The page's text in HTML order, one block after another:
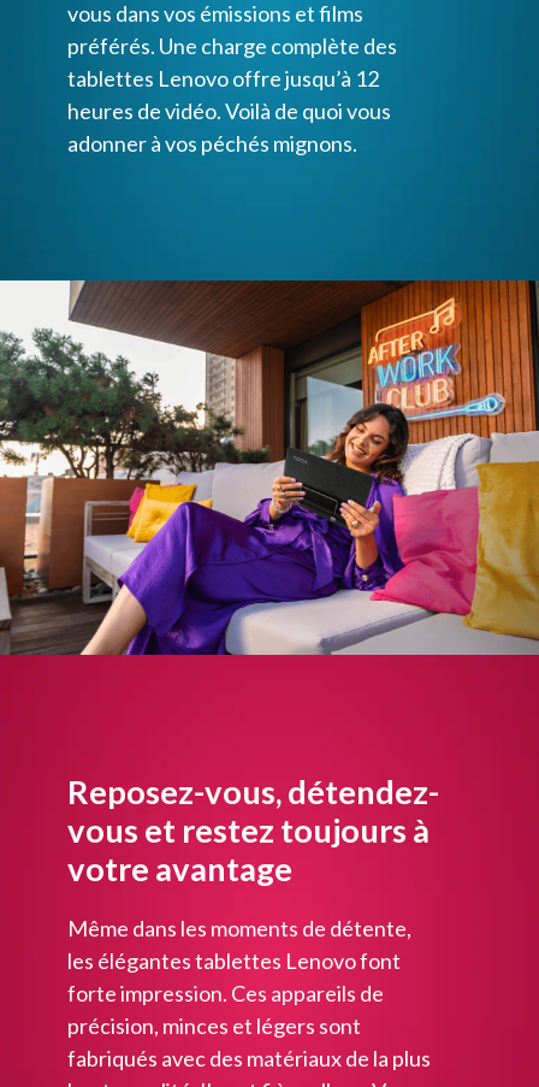
vous dans vos émissions et films
préférés. Une charge complète des
tablettes Lenovo offre jusqu’à 12
heures de vidéo. Voilà de quoi vous
adonner à vos péchés mignons.
Reposez-vous, détendez-
vous et restez toujours à
votre avantage
Même dans les moments de détente,
les élégantes tablettes Lenovo font
forte impression. Ces appareils de
précision, minces et légers sont
fabriqués avec des matériaux de la plus